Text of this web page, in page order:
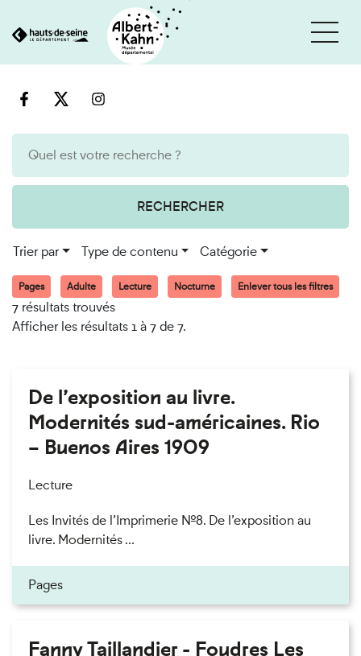
au
RECHERCHER
Trier par Type de contenu Catégorie
Pages Adulte Lecture Nocturne Enlever tous les filtres
7 résultats trouvés
Afficher les résultats 1 à 7 de 7.
De l’exposition au livre.
Modernités sud-américaines. Rio
– Buenos Aires 1909
Lecture
Les Invités de l’Imprimerie n°8. De l’exposition au
livre. Modernités ...
Pages
Fanny Taillandier - Foudres Les
Cookies et traceurs utilisés sur ce site